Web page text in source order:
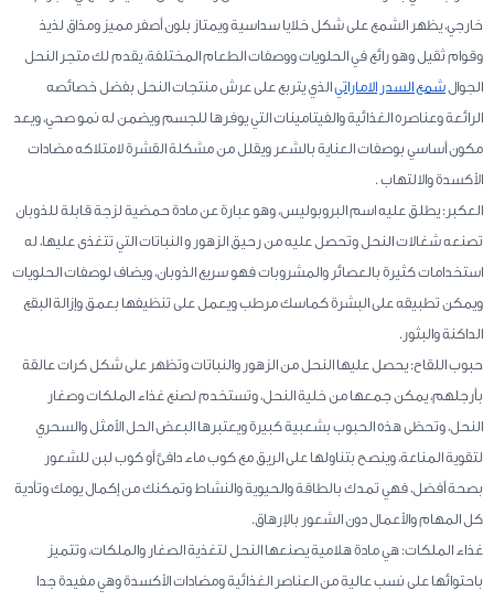
خارجي، يظهر الشمع على شكل خلايا سداسية ويمتاز بلون أصفر مميز ومذاق لذيذ
وقوام ثقيل وهو رائع في الحلويات ووصفات الطعام المختلفة، يقدم لك متجر النحل
الجوال شمع السدر الاماراتيالذي يتربع على عرش منتجات النحل بفضل خصائصه
الرائعة وعناصره الغذائية والفيتامينات التي يوفرها للجسم ويضمن له نمو صحي، ويعد
مكون أساسي بوصفات العناية بالشعر ويقلل من مشكلة القشرة لامتلاكه مضادات
الأكسدة والالتهاب .
العكبر: يطلق عليه اسم البروبوليس، وهو عبارة عن مادة حمضية لزجة قابلة للذوبان
تصنعه شغالات النحل وتحصل عليه من رحيق الزهور و النباتات التي تتغذى عليها، له
استخدامات كثيرة بالعصائر والمشروبات فهو سريع الذوبان، ويضاف لوصفات الحلويات
ويمكن تطبيقه على البشرة كماسك مرطب ويعمل على تنظيفها بعمق وإزالة البقع
الداكنة والبثور.
حبوب اللقاح: يحصل عليها النحل من الزهور والنباتات وتظهر على شكل كرات عالقة
بأرجلهم، يمكن جمعها من خلية النحل، وتستخدم لصنع غذاء الملكات وصغار
النحل، وتحظى هذه الحبوب بشعبية كبيرة ويعتبرها البعض الحل الأمثل والسحري
لتقوية المناعة، وينصح بتناولها على الريق مع كوب ماء دافئ أو كوب لبن للشعور
بصحة أفضل، فهي تمدك بالطاقة والحيوية والنشاط وتمكنك من إكمال يومك وتأدية
كل المهام والأعمال دون الشعور بالإرهاق.
غذاء الملكات: هي مادة هلامية يصنعها النحل لتغذية الصغار والملكات، وتتميز
باحتوائها على نسب عالية من العناصر الغذائية ومضادات الأكسدة وهي مفيدة جدا